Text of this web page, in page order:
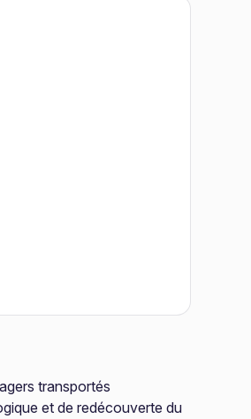
transportés
et de redécouverte du